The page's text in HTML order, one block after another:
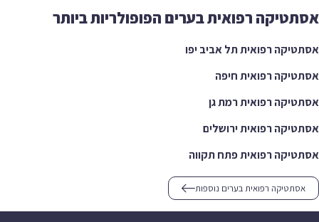
אסתטיקה רפואית בערים הפופולריות ביותר
אסתטיקה רפואית תל אביב יפו
אסתטיקה רפואית חיפה
אסתטיקה רפואית רמת גן
אסתטיקה רפואית ירושלים
אסתטיקה רפואית פתח תקווה
אסתטיקה רפואית בערים נוספות